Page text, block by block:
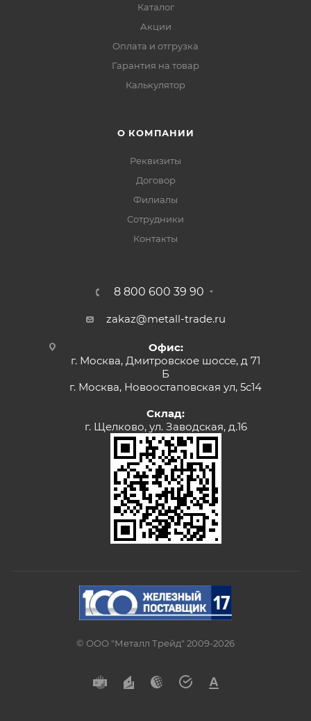
Каталог
Акции
Оплата и отгрузка
Гарантия на товар
Калькулятор
О КОМПАНИИ
Реквизиты
Договор
Филиалы
Сотрудники
Контакты
8 800 600 39 90
zakaz@metall-trade.ru
Офис:
г. Москва, Дмитровское шоссе, д 71
Б
г. Москва, Новоостаповская ул, 5с14
Склад:
г. Щелково, ул. Заводская, д.16
© ООО "Металл Трейд" 2009-2026